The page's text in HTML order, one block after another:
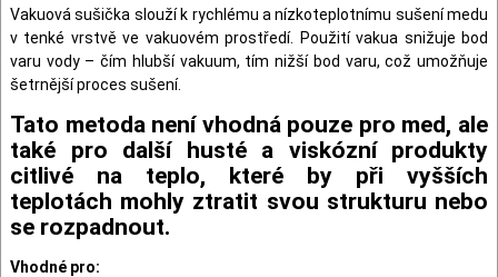
Vakuová sušička slouží k rychlému a nízkoteplotnímu sušení medu
v tenké vrstvě ve vakuovém prostředí. Použití vakua snižuje bod
varu vody – čím hlubší vakuum, tím nižší bod varu, což umožňuje
šetrnější proces sušení.
Tato metoda není vhodná pouze pro med, ale
také pro další husté a viskózní produkty
citlivé na teplo, které by při vyšších
teplotách mohly ztratit svou strukturu nebo
se rozpadnout.
Vhodné pro: